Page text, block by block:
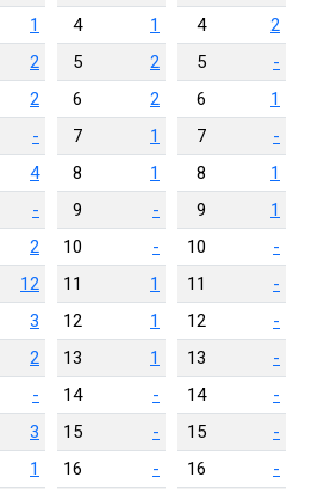
1
2
2
-
4
-
2
12
3
2
-
3
1
4
1
5
2
6
2
7
1
8
1
9
-
10
-
11
1
12
1
13
1
14
-
15
-
16
-
4
2
5
-
6
1
7
-
8
1
9
1
10
-
11
-
12
-
13
-
14
-
15
-
16
-